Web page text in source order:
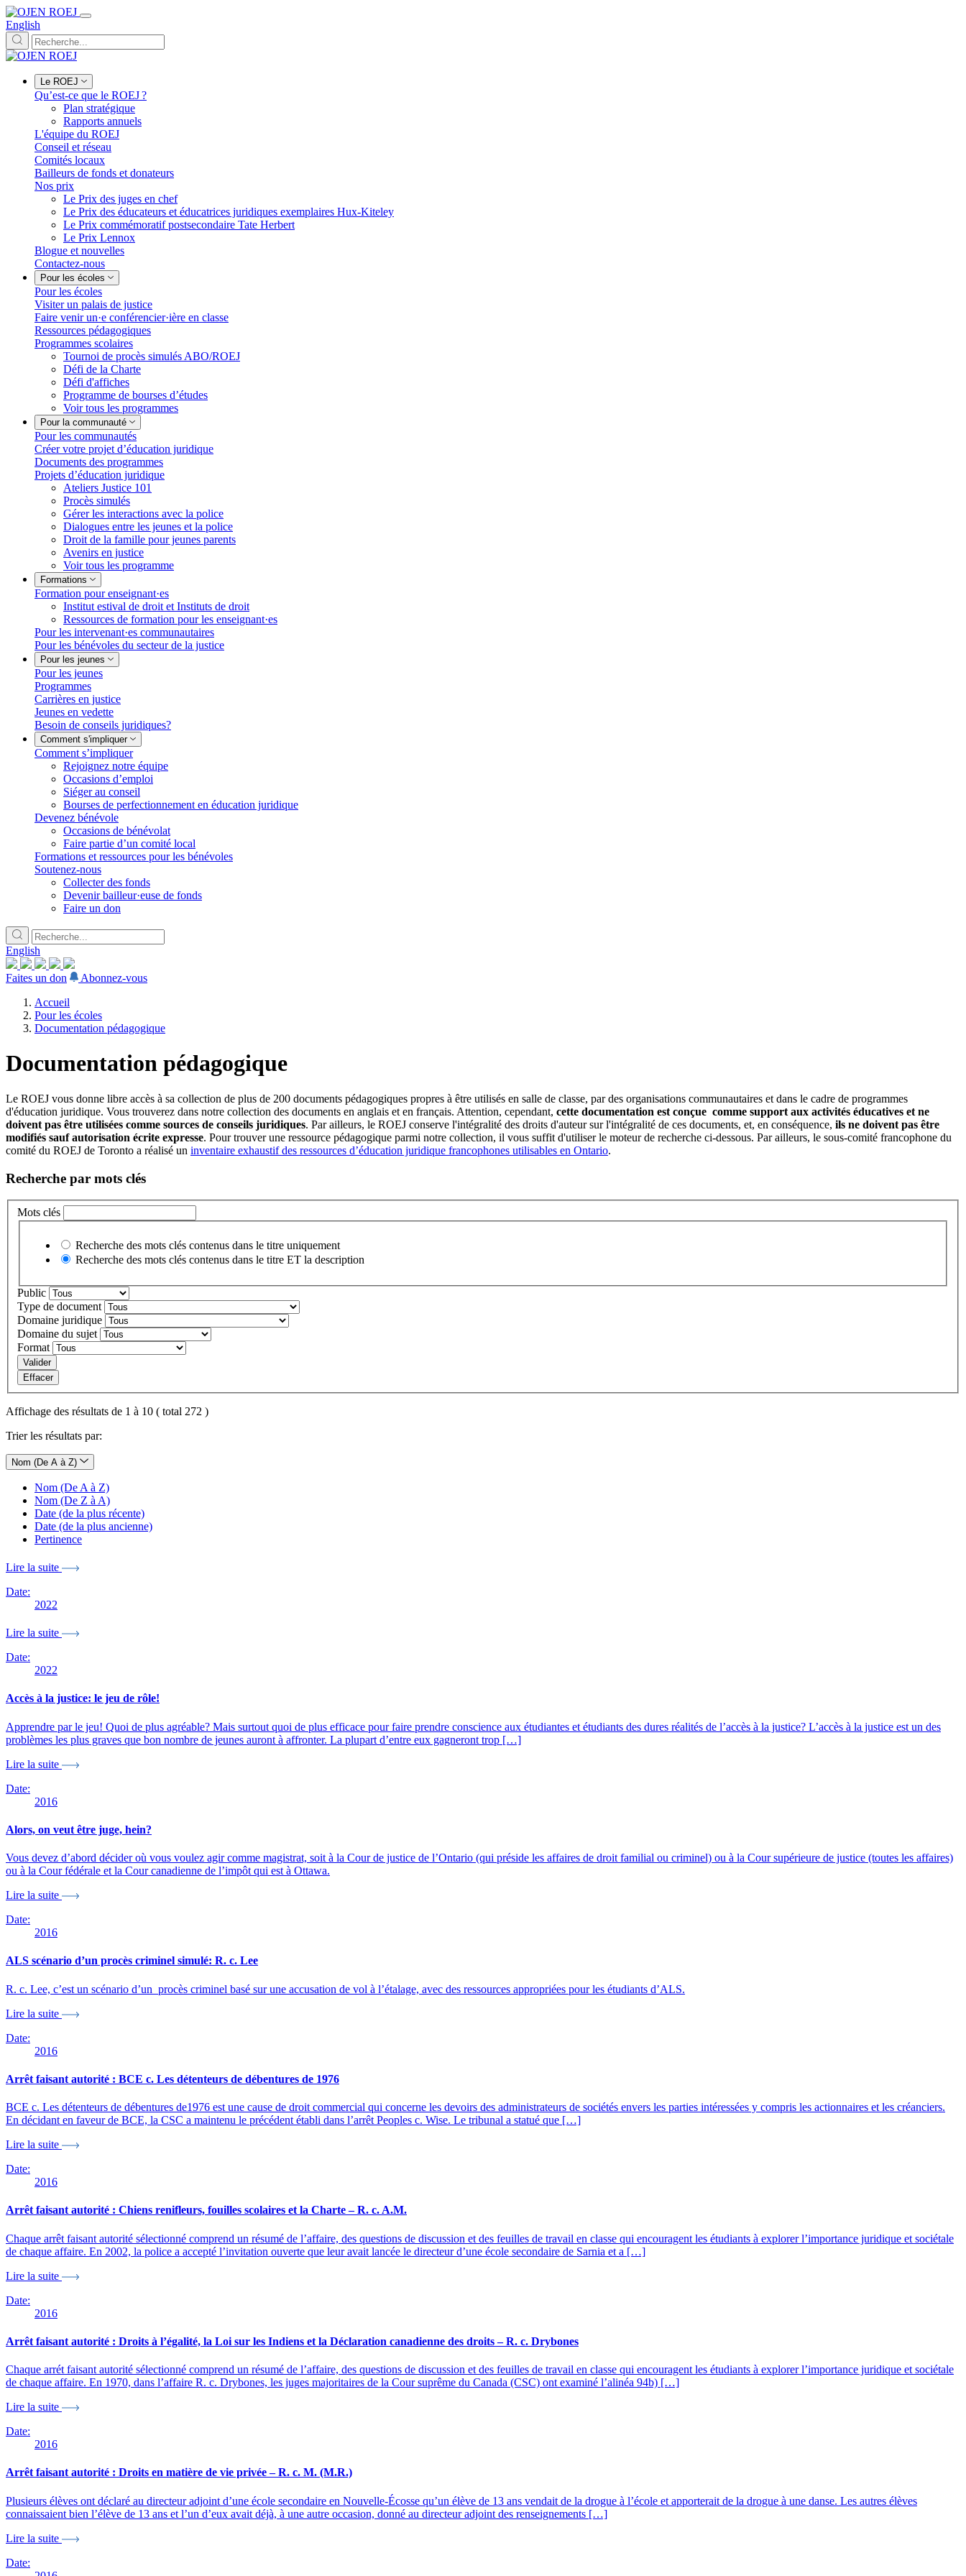
English
Le ROEJ
Qu’est-ce que le ROEJ ?
Plan stratégique
Rapports annuels
L'équipe du ROEJ
Conseil et réseau
Comités locaux
Bailleurs de fonds et donateurs
Nos prix
Le Prix des juges en chef
Le Prix des éducateurs et éducatrices juridiques exemplaires Hux-Kiteley
Le Prix commémoratif postsecondaire Tate Herbert
Le Prix Lennox
Blogue et nouvelles
Contactez-nous
Pour les écoles
Pour les écoles
Visiter un palais de justice
Faire venir un·e conférencier·ière en classe
Ressources pédagogiques
Programmes scolaires
Tournoi de procès simulés ABO/ROEJ
Défi de la Charte
Défi d'affiches
Programme de bourses d’études
Voir tous les programmes
Pour la communauté
Pour les communautés
Créer votre projet d’éducation juridique
Documents des programmes
Projets d’éducation juridique
Ateliers Justice 101
Procès simulés
Gérer les interactions avec la police
Dialogues entre les jeunes et la police
Droit de la famille pour jeunes parents
Avenirs en justice
Voir tous les programme
Formations
Formation pour enseignant·es
Institut estival de droit et Instituts de droit
Ressources de formation pour les enseignant·es
Pour les intervenant·es communautaires
Pour les bénévoles du secteur de la justice
Pour les jeunes
Pour les jeunes
Programmes
Carrières en justice
Jeunes en vedette
Besoin de conseils juridiques?
Comment s'impliquer
Comment s’impliquer
Rejoignez notre équipe
Occasions d’emploi
Siéger au conseil
Bourses de perfectionnement en éducation juridique
Devenez bénévole
Occasions de bénévolat
Faire partie d’un comité local
Formations et ressources pour les bénévoles
Soutenez-nous
Collecter des fonds
Devenir bailleur·euse de fonds
Faire un don
English
Faites un don
Abonnez-vous
Accueil
Pour les écoles
Documentation pédagogique
Documentation pédagogique
Le ROEJ vous donne libre accès à sa collection de plus de 200 documents pédagogiques propres à être utilisés en salle de classe, par des organisations communautaires et dans le cadre de programmes
d'éducation juridique. Vous trouverez dans notre collection des documents en anglais et en français. Attention, cependant, cette documentation est conçue comme support aux activités éducatives et ne
doivent pas être utilisées comme sources de conseils juridiques. Par ailleurs, le ROEJ conserve l'intégralité des droits d'auteur sur l'intégralité de ces documents, et, en conséquence, ils ne doivent pas être
modifiés sauf autorisation écrite expresse. Pour trouver une ressource pédagogique parmi notre collection, il vous suffit d'utiliser le moteur de recherche ci-dessous. Par ailleurs, le sous-comité francophone du
comité du ROEJ de Toronto a réalisé un inventaire exhaustif des ressources d’éducation juridique francophones utilisables en Ontario.
Recherche par mots clés
Mots clés
Recherche des mots clés contenus dans le titre uniquement
Recherche des mots clés contenus dans le titre ET la description
Public
Type de document
Domaine juridique
Domaine du sujet
Format
Valider
Effacer
Affichage des résultats de 1 à 10 ( total 272 )
Trier les résultats par:
Nom (De A à Z)
Nom (De A à Z)
Nom (De Z à A)
Date (de la plus récente)
Date (de la plus ancienne)
Pertinence
Lire la suite
Date:
2022
Lire la suite
Date:
2022
Accès à la justice: le jeu de rôle!
Apprendre par le jeu! Quoi de plus agréable? Mais surtout quoi de plus efficace pour faire prendre conscience aux étudiantes et étudiants des dures réalités de l’accès à la justice? L’accès à la justice est un des
problèmes les plus graves que bon nombre de jeunes auront à affronter. La plupart d’entre eux gagneront trop […]
Lire la suite
Date:
2016
Alors, on veut être juge, hein?
Vous devez d’abord décider où vous voulez agir comme magistrat, soit à la Cour de justice de l’Ontario (qui préside les affaires de droit familial ou criminel) ou à la Cour supérieure de justice (toutes les affaires)
ou à la Cour fédérale et la Cour canadienne de l’impôt qui est à Ottawa.
Lire la suite
Date:
2016
ALS scénario d’un procès criminel simulé: R. c. Lee
R. c. Lee, c’est un scénario d’un procès criminel basé sur une accusation de vol à l’étalage, avec des ressources appropriées pour les étudiants d’ALS.
Lire la suite
Date:
2016
Arrêt faisant autorité : BCE c. Les détenteurs de débentures de 1976
BCE c. Les détenteurs de débentures de1976 est une cause de droit commercial qui concerne les devoirs des administrateurs de sociétés envers les parties intéressées y compris les actionnaires et les créanciers.
En décidant en faveur de BCE, la CSC a maintenu le précédent établi dans l’arrêt Peoples c. Wise. Le tribunal a statué que […]
Lire la suite
Date:
2016
Arrêt faisant autorité : Chiens renifleurs, fouilles scolaires et la Charte – R. c. A.M.
Chaque arrêt faisant autorité sélectionné comprend un résumé de l’affaire, des questions de discussion et des feuilles de travail en classe qui encouragent les étudiants à explorer l’importance juridique et sociétale
de chaque affaire. En 2002, la police a accepté l’invitation ouverte que leur avait lancée le directeur d’une école secondaire de Sarnia et a […]
Lire la suite
Date:
2016
Arrêt faisant autorité : Droits à l’égalité, la Loi sur les Indiens et la Déclaration canadienne des droits – R. c. Drybones
Chaque arrét faisant autorité sélectionné comprend un résumé de l’affaire, des questions de discussion et des feuilles de travail en classe qui encouragent les étudiants à explorer l’importance juridique et sociétale
de chaque affaire. En 1970, dans l’affaire R. c. Drybones, les juges majoritaires de la Cour suprême du Canada (CSC) ont examiné l’alinéa 94b) […]
Lire la suite
Date:
2016
Arrêt faisant autorité : Droits en matière de vie privée – R. c. M. (M.R.)
Plusieurs élèves ont déclaré au directeur adjoint d’une école secondaire en Nouvelle-Écosse qu’un élève de 13 ans vendait de la drogue à l’école et apporterait de la drogue à une danse. Les autres élèves
connaissaient bien l’élève de 13 ans et l’un d’eux avait déjà, à une autre occasion, donné au directeur adjoint des renseignements […]
Lire la suite
Date: